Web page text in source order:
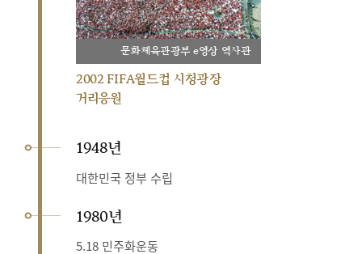
문화체육관광부 e영상 역사관
2002 FIFA월드컵 시청광장
거리응원
1948년
대한민국 정부 수립
1980년
5.18 민주화운동